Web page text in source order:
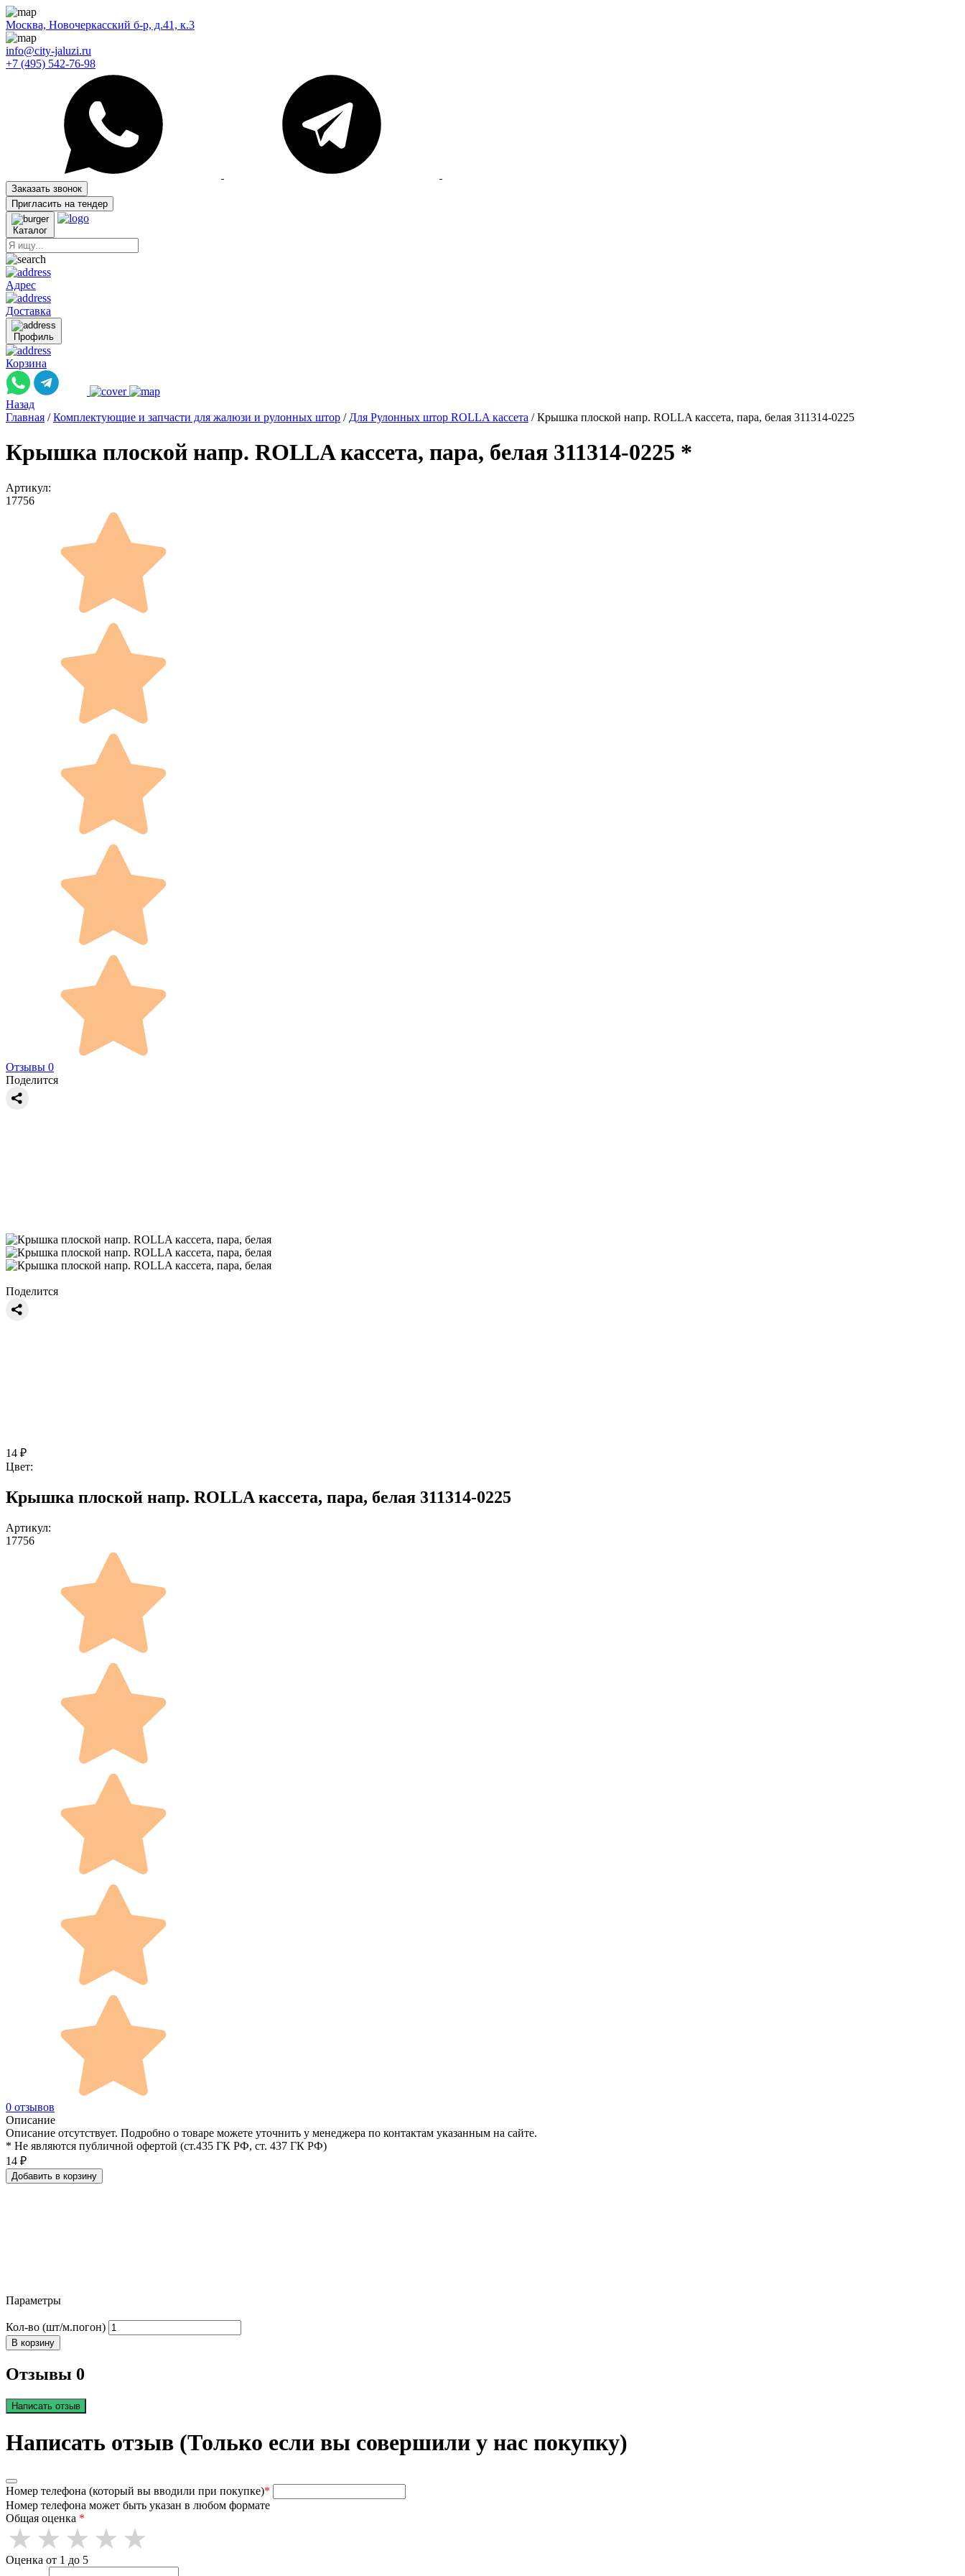
Москва, Новочеркасский б-р, д.41, к.3
info@city-jaluzi.ru
+7 (495) 542-76-98
Заказать звонок
Пригласить на тендер
Каталог
Адрес
Доставка
Профиль
Корзина
Назад
Главная / Комплектующие и запчасти для жалюзи и рулонных штор / Для Рулонных штор ROLLA кассета / Крышка плоской напр. ROLLA кассета, пара, белая 311314-0225
Крышка плоской напр. ROLLA кассета, пара, белая 311314-0225 *
Артикул:
17756
Отзывы 0
Поделится
Поделится
14 ₽
Цвет:
Крышка плоской напр. ROLLA кассета, пара, белая 311314-0225
Артикул:
17756
0 отзывов
Описание
Описание отсутствует. Подробно о товаре можете уточнить у менеджера по контактам указанным на сайте.
* Не являются публичной офертой (ст.435 ГК РФ, cт. 437 ГК РФ)
14 ₽
Добавить в корзину
Параметры
Кол-во (шт/м.погон)
В корзину
Отзывы 0
Написать отзыв
Написать отзыв (Только если вы совершили у нас покупку)
Номер телефона (который вы вводили при покупке)*
Номер телефона может быть указан в любом формате
Общая оценка *
Оценка от 1 до 5